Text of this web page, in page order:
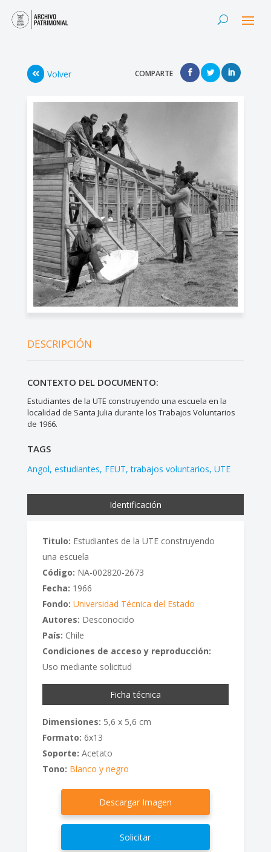
Volver COMPARTE
DESCRIPCIÓN
CONTEXTO DEL DOCUMENTO:
Estudiantes de la UTE construyendo una escuela en la
localidad de Santa Julia durante los Trabajos Voluntarios
de 1966.
TAGS
Angol estudiantes FEUT trabajos voluntarios UTE
Identificación
Titulo: Estudiantes de la UTE construyendo
una escuela
Código: NA-002820-2673
Fecha: 1966
Fondo: Universidad Técnica del Estado
Autores: Desconocido
País: Chile
Condiciones de acceso y reproducción:
Uso mediante solicitud
Ficha técnica
Dimensiones: 5,6 x 5,6 cm
Formato: 6x13
Soporte: Acetato
Tono: Blanco y negro
Descargar Imagen
Solicitar